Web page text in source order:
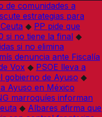
de comunidades a
estrategias para
◆ PP pide que
si no tiene la final ◆
si no elimina
denuncia ante Fiscalía
Vox ◆ PSOE lleva a
gobierno de Ayuso ◆
Ayuso en México
marroquíes informan
◆ Albares afirma que